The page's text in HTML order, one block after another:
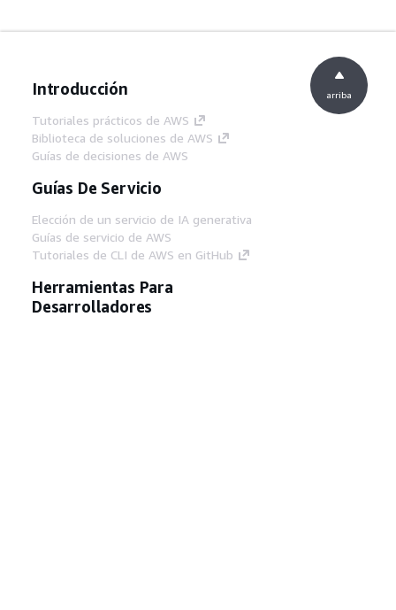
Introducción
Tutoriales prácticos de AWS
Biblioteca de soluciones de AWS
Guías de decisiones de AWS
Guías De Servicio
Elección de un servicio de IA generativa
Guías de servicio de AWS
Tutoriales de CLI de AWS en GitHub
Herramientas Para
Desarrolladores
arriba